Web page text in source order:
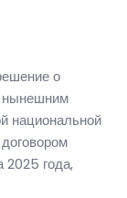
о
нынешним
национальной
2025 года,